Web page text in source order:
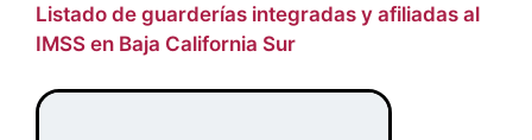
Listado de guarderías integradas y afiliadas al
IMSS en Baja California Sur